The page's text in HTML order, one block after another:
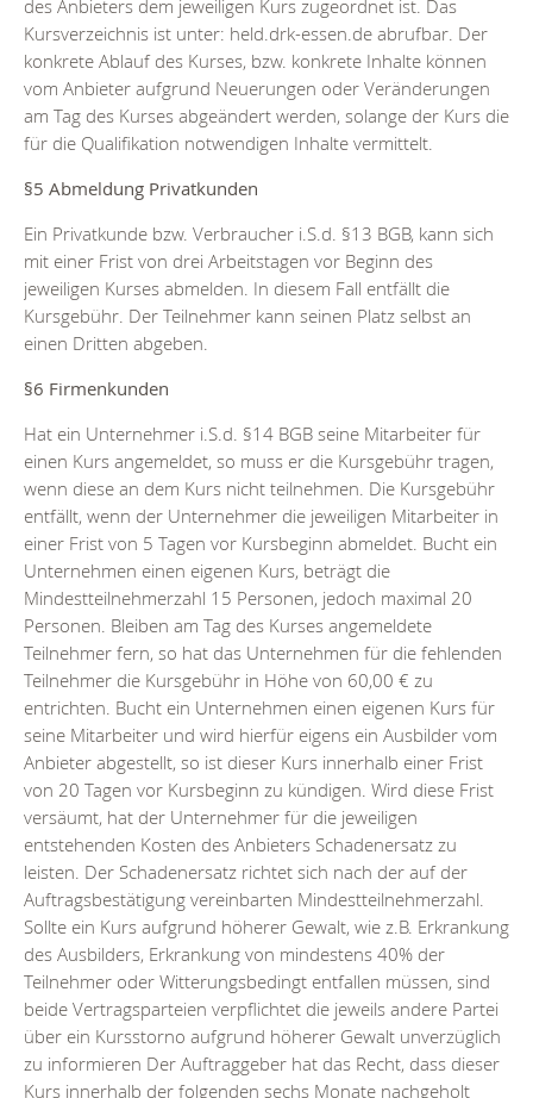
des Anbieters dem jeweiligen Kurs zugeordnet ist. Das
Kursverzeichnis ist unter: held.drk-essen.de abrufbar. Der
konkrete Ablauf des Kurses, bzw. konkrete Inhalte können
vom Anbieter aufgrund Neuerungen oder Veränderungen
am Tag des Kurses abgeändert werden, solange der Kurs die
für die Qualifikation notwendigen Inhalte vermittelt.
§5 Abmeldung Privatkunden
Ein Privatkunde bzw. Verbraucher i.S.d. §13 BGB, kann sich
mit einer Frist von drei Arbeitstagen vor Beginn des
jeweiligen Kurses abmelden. In diesem Fall entfällt die
Kursgebühr. Der Teilnehmer kann seinen Platz selbst an
einen Dritten abgeben.
§6 Firmenkunden
Hat ein Unternehmer i.S.d. §14 BGB seine Mitarbeiter für
einen Kurs angemeldet, so muss er die Kursgebühr tragen,
wenn diese an dem Kurs nicht teilnehmen. Die Kursgebühr
entfällt, wenn der Unternehmer die jeweiligen Mitarbeiter in
einer Frist von 5 Tagen vor Kursbeginn abmeldet. Bucht ein
Unternehmen einen eigenen Kurs, beträgt die
Mindestteilnehmerzahl 15 Personen, jedoch maximal 20
Personen. Bleiben am Tag des Kurses angemeldete
Teilnehmer fern, so hat das Unternehmen für die fehlenden
Teilnehmer die Kursgebühr in Höhe von 60,00 € zu
entrichten. Bucht ein Unternehmen einen eigenen Kurs für
seine Mitarbeiter und wird hierfür eigens ein Ausbilder vom
Anbieter abgestellt, so ist dieser Kurs innerhalb einer Frist
von 20 Tagen vor Kursbeginn zu kündigen. Wird diese Frist
versäumt, hat der Unternehmer für die jeweiligen
entstehenden Kosten des Anbieters Schadenersatz zu
leisten. Der Schadenersatz richtet sich nach der auf der
Auftragsbestätigung vereinbarten Mindestteilnehmerzahl.
Sollte ein Kurs aufgrund höherer Gewalt, wie z.B. Erkrankung
des Ausbilders, Erkrankung von mindestens 40% der
Teilnehmer oder Witterungsbedingt entfallen müssen, sind
beide Vertragsparteien verpflichtet die jeweils andere Partei
über ein Kursstorno aufgrund höherer Gewalt unverzüglich
zu informieren Der Auftraggeber hat das Recht, dass dieser
Kurs innerhalb der folgenden sechs Monate nachgeholt